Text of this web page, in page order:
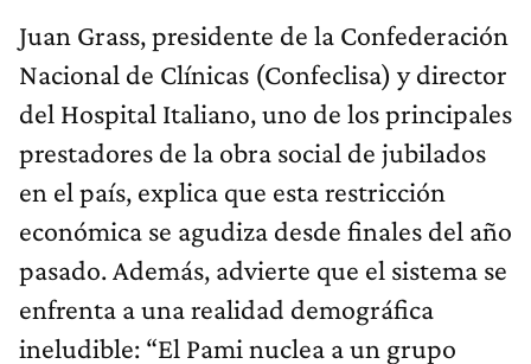
Juan Grass, presidente de la Confederación
Nacional de Clínicas (Confeclisa) y director
del Hospital Italiano, uno de los principales
prestadores de la obra social de jubilados
en el país, explica que esta restricción
económica se agudiza desde finales del año
pasado. Además, advierte que el sistema se
enfrenta a una realidad demográfica
ineludible: “El Pami nuclea a un grupo